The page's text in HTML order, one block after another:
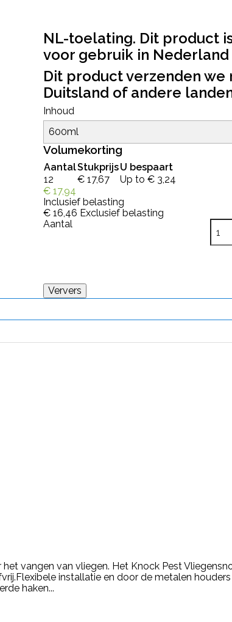
NL-toelating. Dit product
voor gebruik in Nederland
Dit product verzenden we
Duitsland of andere
Inhoud
Volumekorting
AantalStukprijsU bespaart
12
€ 17,67
Up to € 3,24
€ 17,94
Inclusief belasting
€ 16,46 Exclusief belasting
Aantal
vangen van vliegen. Het Knock Pest
installatie en door de metalen
haken...